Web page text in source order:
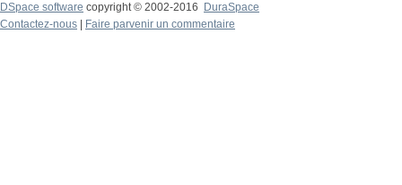
DSpace software copyright © 2002-2016
DuraSpace
Contactez-nous
Faire parvenir un commentaire